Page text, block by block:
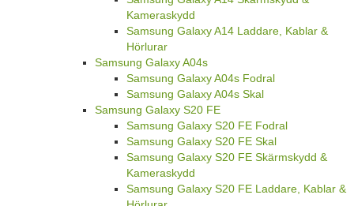
Kameraskydd
Samsung Galaxy A14 Laddare, Kablar &
Hörlurar
Samsung Galaxy A04s
Samsung Galaxy A04s Fodral
Samsung Galaxy A04s Skal
Samsung Galaxy S20 FE
Samsung Galaxy S20 FE Fodral
Samsung Galaxy S20 FE Skal
Samsung Galaxy S20 FE Skärmskydd &
Kameraskydd
Samsung Galaxy S20 FE Laddare, Kablar &